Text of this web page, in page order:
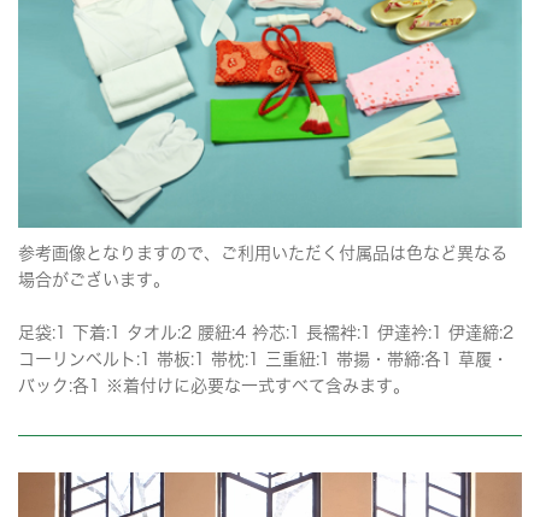
参考画像となりますので、ご利用いただく付属品は色など異なる
場合がございます。
足袋:1 下着:1 タオル:2 腰紐:4 衿芯:1 長襦袢:1 伊達衿:1 伊達締:2
コーリンベルト:1 帯板:1 帯枕:1 三重紐:1 帯揚・帯締:各1 草履・
バック:各1 ※着付けに必要な一式すべて含みます。